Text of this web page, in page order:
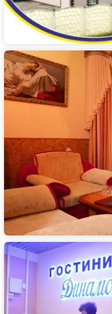
Гостиница
Медвежий
Уголок
Мини-
гостиница
Динамо
Брянск